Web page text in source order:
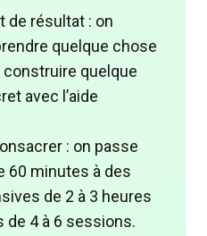
de résultat : on
quelque chose
construire quelque
avec l’aide
: on passe
60 minutes à des
de 2 à 3 heures
de 4 à 6 sessions.